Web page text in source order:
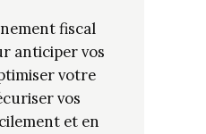
fiscal
anticiper vos
votre
vos
et en